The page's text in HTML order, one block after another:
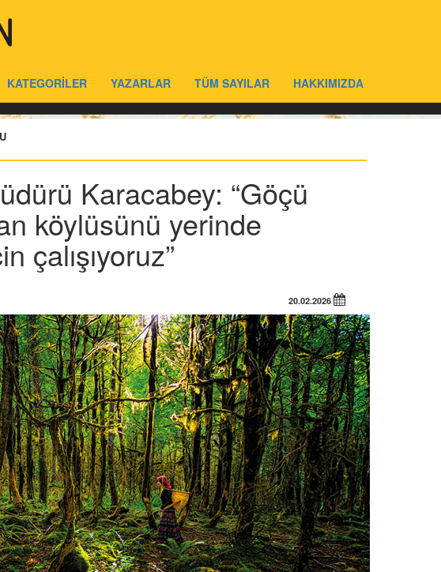
KATEGORİLER YAZARLAR TÜM SAYILAR HAKKIMIZDA
Karacabey: “Göçü
köylüsünü yerinde
çalışıyoruz”
20.02.2026